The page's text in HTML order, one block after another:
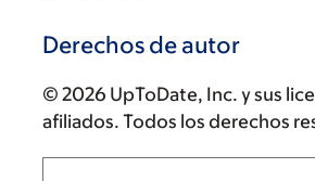
Derechos de autor
© 2026 UpToDate, Inc. y sus
afiliados. Todos los derechos